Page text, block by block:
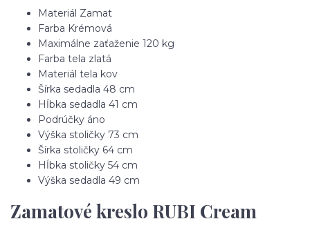
Materiál Zamat
Farba Krémová
Maximálne zaťaženie 120 kg
Farba tela zlatá
Materiál tela kov
Šírka sedadla 48 cm
Hĺbka sedadla 41 cm
Podrúčky áno
Výška stoličky 73 cm
Šírka stoličky 64 cm
Hĺbka stoličky 54 cm
Výška sedadla 49 cm
Zamatové kreslo RUBI Cream